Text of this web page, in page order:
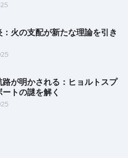
：火の支配が新たな理論を引き
路が明かされる：ヒョルトスプ
ートの謎を解く